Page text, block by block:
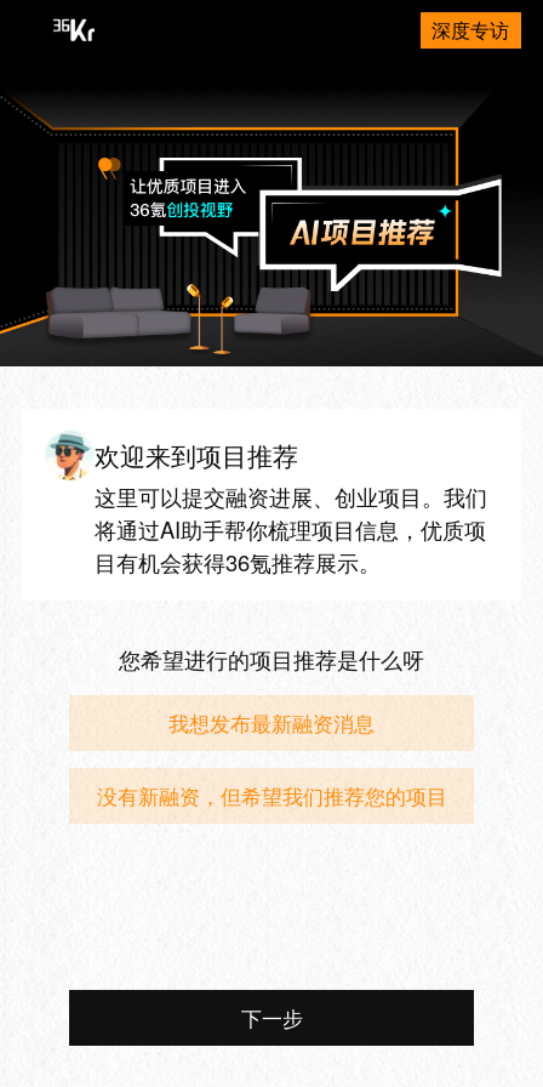
深度专访
欢迎来到项目推荐
这里可以提交融资进展、创业项目。我们
将通过AI助手帮你梳理项目信息，优质项
目有机会获得36氪推荐展示。
您希望进行的项目推荐是什么呀
我想发布最新融资消息
没有新融资，但希望我们推荐您的项目
下一步